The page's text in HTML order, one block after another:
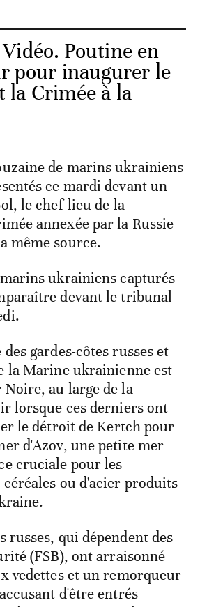
Vidéo. Poutine en
pour inaugurer le
la Crimée à la
de marins ukrainiens
ce mardi devant un
le chef-lieu de la
annexée par la Russie
même source.
ukrainiens capturés
devant le tribunal
gardes-côtes russes et
la Marine ukrainienne est
au large de la
lorsque ces derniers ont
le détroit de Kertch pour
d'Azov, une petite mer
cruciale pour les
ou d'acier produits
russes, qui dépendent des
(FSB), ont arraisonné
vedettes et un remorqueur
d'être entrés